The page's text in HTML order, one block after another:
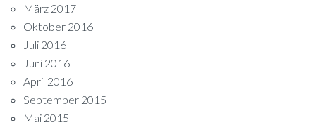
März 2017
Oktober 2016
Juli 2016
Juni 2016
April 2016
September 2015
Mai 2015